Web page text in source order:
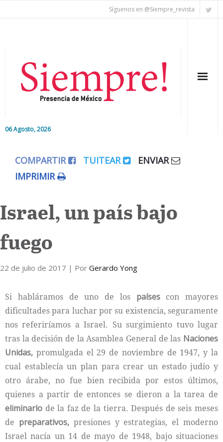
Síguenos en @Siempre_revista
06 Agosto, 2026
Editorial
Colaboradores
Internacional
Cultura
COMPARTIR TUITEAR
ENVIAR
IMPRIMIR
Israel, un país bajo
fuego
22 de julio de 2017 | Por Gerardo Yong
Si habláramos de uno de los paísescon mayores
dificultades para luchar por su existencia, seguramente
nos referiríamos a Israel. Su surgimiento tuvo lugar
tras la decisión de la Asamblea General de las Naciones
Unidas, promulgada el 29 de noviembre de 1947, y la
cual establecía un plan para crear un estado judío y
otro árabe, no fue bien recibida por estos últimos,
quienes a partir de entonces se dieron a la tarea de
eliminarlo de la faz de la tierra. Después de seis meses
de preparativos,presiones y estrategias, el moderno
Israel nacía un 14 de mayo de 1948, bajo situaciones